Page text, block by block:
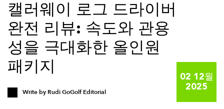
캘러웨이 로그 드라이버
완전 리뷰: 속도와 관용
성을 극대화한 올인원
패키지
02 12월
2025
Write by Rudi GoGolf Editorial